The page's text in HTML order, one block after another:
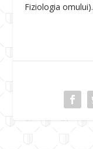
Fiziologia omului).